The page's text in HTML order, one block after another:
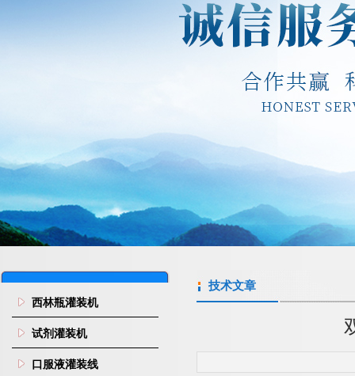
西林瓶灌装机
试剂灌装机
口服液灌装线
技术文章